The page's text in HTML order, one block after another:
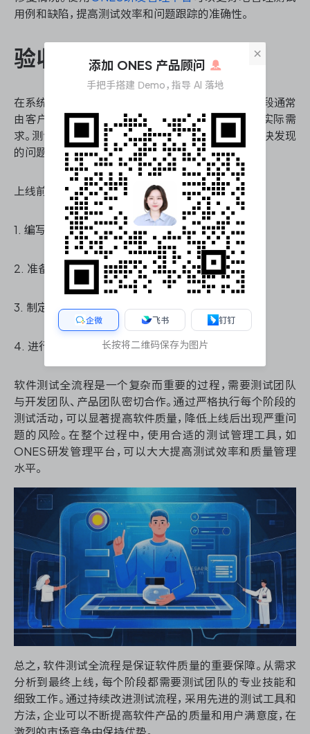
用例和缺陷，提高测试效率和问题跟踪的准确性。
验收测试和上线准备
在系统测试完成后，需要进行用户验收测试。这个阶段通常
由客户或最终用户参与，验证系统是否满足他们的实际需
求。测试团队需要协助用户进行测试，收集反馈并解决发现
的问题。
上线前的准备工作包括：
1. 编写测试报告，总结测试结果和残留风险。
2. 准备用户文档和培训材料。
3. 制定上线计划和回滚策略。
4. 进行最后的系统检查和数据迁移测试。
软件测试全流程是一个复杂而重要的过程，需要测试团队
与开发团队、产品团队密切合作。通过严格执行每个阶段的
测试活动，可以显著提高软件质量，降低上线后出现严重问
题的风险。在整个过程中，使用合适的测试管理工具，如
ONES研发管理平台，可以大大提高测试效率和质量管理
水平。
总之，软件测试全流程是保证软件质量的重要保障。从需求
分析到最终上线，每个阶段都需要测试团队的专业技能和
细致工作。通过持续改进测试流程，采用先进的测试工具和
方法，企业可以不断提高软件产品的质量和用户满意度，在
×
添加 ONES 产品顾问
手把手搭建 Demo，指导 AI 落地
企微 飞书 钉钉
长按将二维码保存为图片